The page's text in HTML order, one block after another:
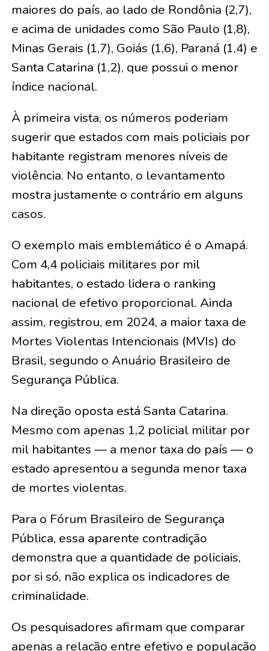
maiores do país, ao lado de Rondônia (2,7),
e acima de unidades como São Paulo (1,8),
Minas Gerais (1,7), Goiás (1,6), Paraná (1,4) e
Santa Catarina (1,2), que possui o menor
índice nacional.
À primeira vista, os números poderiam
sugerir que estados com mais policiais por
habitante registram menores níveis de
violência. No entanto, o levantamento
mostra justamente o contrário em alguns
casos.
O exemplo mais emblemático é o Amapá.
Com 4,4 policiais militares por mil
habitantes, o estado lidera o ranking
nacional de efetivo proporcional. Ainda
assim, registrou, em 2024, a maior taxa de
Mortes Violentas Intencionais (MVIs) do
Brasil, segundo o Anuário Brasileiro de
Segurança Pública.
Na direção oposta está Santa Catarina.
Mesmo com apenas 1,2 policial militar por
mil habitantes — a menor taxa do país — o
estado apresentou a segunda menor taxa
de mortes violentas.
Para o Fórum Brasileiro de Segurança
Pública, essa aparente contradição
demonstra que a quantidade de policiais,
por si só, não explica os indicadores de
criminalidade.
Os pesquisadores afirmam que comparar
apenas a relação entre efetivo e população